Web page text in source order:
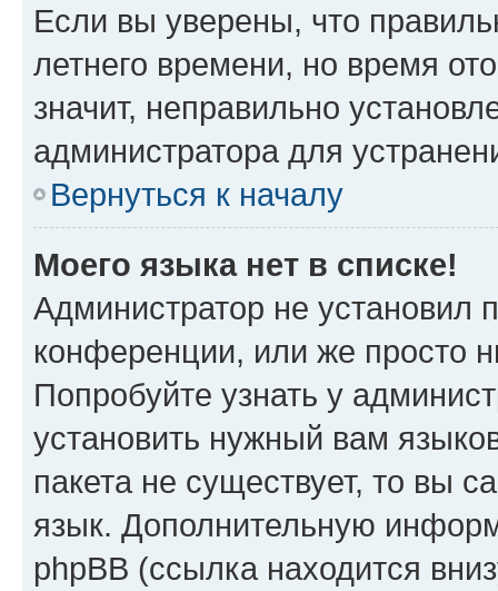
Если вы уверены, что
летнего времени, но время
значит, неправильно
администратора для
Вернуться к началу
Моего языка нет в списке!
Администратор не установил
конференции, или же просто
Попробуйте узнать у
установить нужный вам
пакета не существует, то вы
язык. Дополнительную
phpBB (ссылка находится